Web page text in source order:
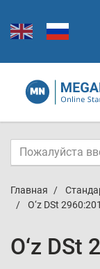
Главная
O‘z DSt
O‘z DSt